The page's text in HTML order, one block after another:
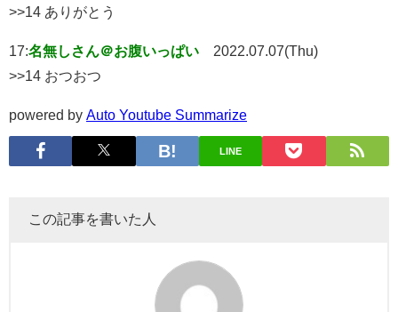
>>14 ありがとう
17:名無しさん＠お腹いっぱい
2022.07.07(Thu)
>>14 おつおつ
powered by Auto Youtube Summarize
LINE
この記事を書いた人